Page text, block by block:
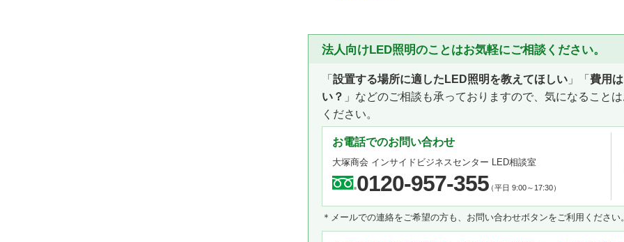
法人向けLED照明のことはお気軽にご相談ください。
「 設置する場所に適したLED照明を教えてほしい 」「 費用
い？ 」などのご相談も承っておりますので、気になること
ください。
お電話でのお問い合わせ
大塚商会 インサイドビジネスセンター LED相談室
0120-957-355（平日 9:00～17:30）
＊メールでの連絡をご希望の方も、お問い合わせボタンをご利用ください